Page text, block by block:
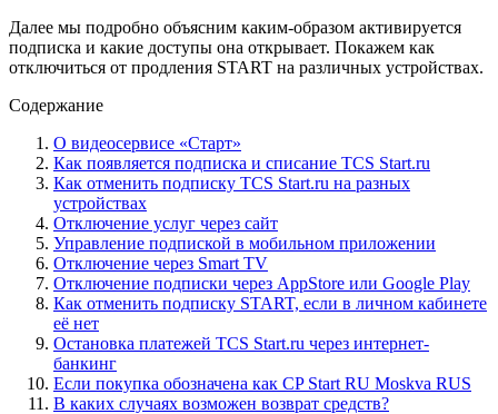
Далее мы подробно объясним каким-образом активируется
подписка и какие доступы она открывает. Покажем как
отключиться от продления START на различных устройствах.
Содержание
О видеосервисе «Старт»
Как появляется подписка и списание TCS Start.ru
Как отменить подписку TCS Start.ru на разных
устройствах
Отключение услуг через сайт
Управление подпиской в мобильном приложении
Отключение через Smart TV
Отключение подписки через AppStore или Google Play
Как отменить подписку START, если в личном кабинете
её нет
Остановка платежей TCS Start.ru через интернет-
банкинг
Если покупка обозначена как CP Start RU Moskva RUS
В каких случаях возможен возврат средств?